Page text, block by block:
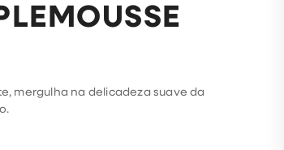
mergulha na delicadeza suave da